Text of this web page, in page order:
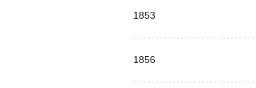
1853
1856